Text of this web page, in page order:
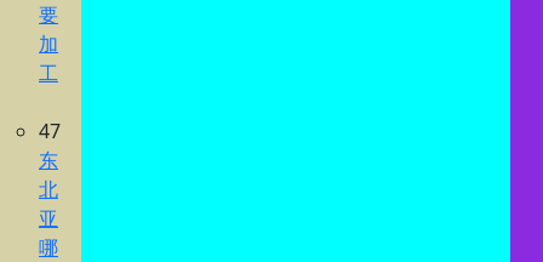
要
加
工
47
东
北
亚
哪